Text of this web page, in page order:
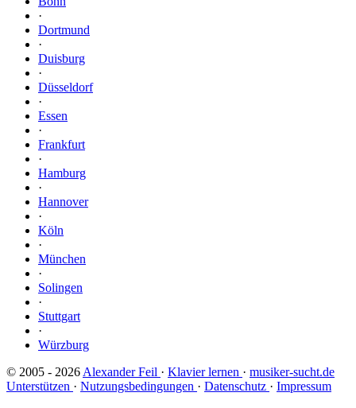
·
Dortmund
·
Duisburg
·
Düsseldorf
·
Essen
·
Frankfurt
·
Hamburg
·
Hannover
·
Köln
·
München
·
Solingen
·
Stuttgart
·
Würzburg
© 2005 - 2026 Alexander Feil · Klavier lernen · musiker-sucht.de
Unterstützen · Nutzungsbedingungen · Datenschutz · Impressum